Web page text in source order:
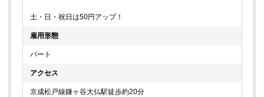
土・日・祝日は50円アップ！
雇用形態
パート
アクセス
京成松戸線鎌ヶ谷大仏駅徒歩約20分